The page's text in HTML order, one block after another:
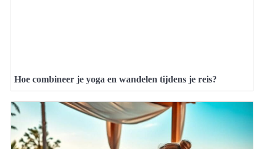
Hoe combineer je yoga en wandelen tijdens je reis?